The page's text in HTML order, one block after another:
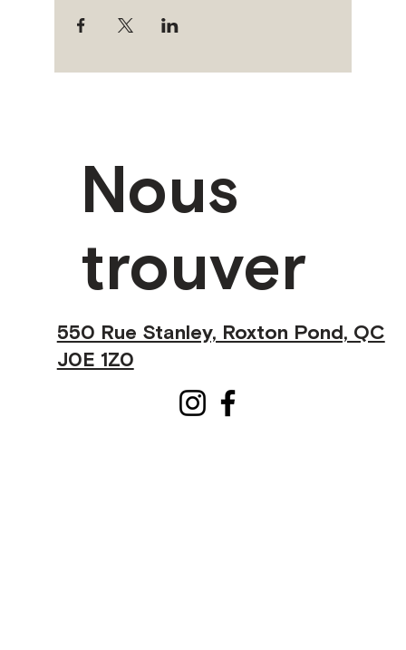
Nous
trouver
550 Rue Stanley, Roxton Pond, QC
J0E 1Z0